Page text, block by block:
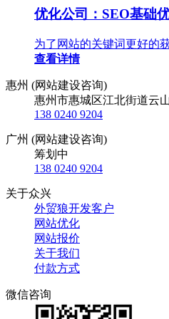
优化公司：SEO基础
为了网站的关键词更好的
查看详情
惠州 (网站建设咨询)
惠州市惠城区江北街道云
138 0240 9204
广州 (网站建设咨询)
筹划中
138 0240 9204
关于众兴
外贸狼开发客户
网站优化
网站报价
关于我们
付款方式
微信咨询